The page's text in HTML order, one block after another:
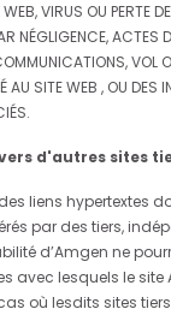
VIRUS OU PERTE
NÉGLIGENCE, ACTES
VOL
AU SITE WEB , OU DES
d'autres sites
liens hypertextes
par des tiers,
d’Amgen ne
avec lesquels le
où lesdits sites